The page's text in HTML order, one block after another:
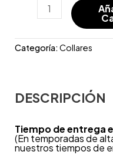
Categoría:Collares
DESCRIPCIÓN
Tiempo de entrega
(En temporadas de
nuestros tiempos de